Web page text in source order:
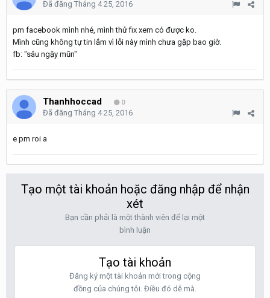
Đã đăng Tháng 4 25, 2016
pm facebook mình nhé, mình thử fix xem có được ko.
Mình cũng không tự tin lắm vì lỗi này mình chưa gặp bao giờ.
fb: "sâu ngậy mũn"
Thanhhoccad 0
Đã đăng Tháng 4 25, 2016
e pm roi a
Tạo một tài khoản hoặc đăng nhập để nhận
xét
Bạn cần phải là một thành viên để lại một
bình luận
Tạo tài khoản
Đăng ký một tài khoản mới trong cộng
đồng của chúng tôi. Điều đó dễ mà.